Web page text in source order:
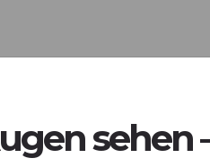
sehen